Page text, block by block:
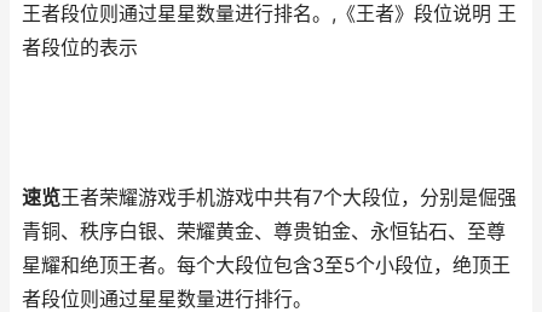
王者段位则通过星星数量进行排名。,《王者》段位说明 王
者段位的表示
速览王者荣耀游戏手机游戏中共有7个大段位，分别是倔强
青铜、秩序白银、荣耀黄金、尊贵铂金、永恒钻石、至尊
星耀和绝顶王者。每个大段位包含3至5个小段位，绝顶王
者段位则通过星星数量进行排行。